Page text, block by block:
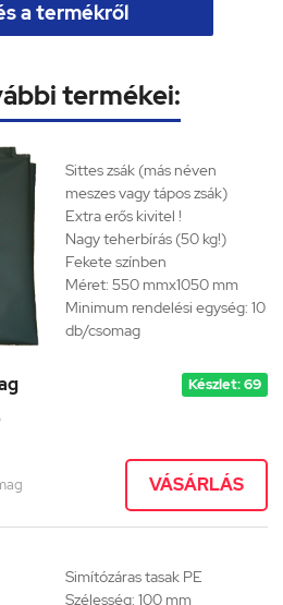
a termékről
termékei:
Sittes zsák (más néven
meszes vagy tápos zsák)
Extra erős kivitel !
Nagy teherbírás (50 kg!)
Fekete színben
Méret: 550 mmx1050 mm
Minimum rendelési egység: 10
db/csomag
Készlet: 69
VÁSÁRLÁS
Simítózáras tasak PE
Szélesség: 100 mm